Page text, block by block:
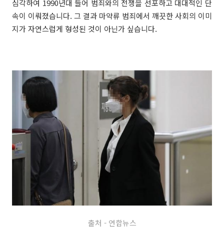
심각하여 1990년대 들어 범죄와의 전쟁을 선포하고 대대적인 단
속이 이뤄졌습니다. 그 결과 마약류 범죄에서 깨끗한 사회의 이미
지가 자연스럽게 형성된 것이 아닌가 싶습니다.
출처 - 연합뉴스